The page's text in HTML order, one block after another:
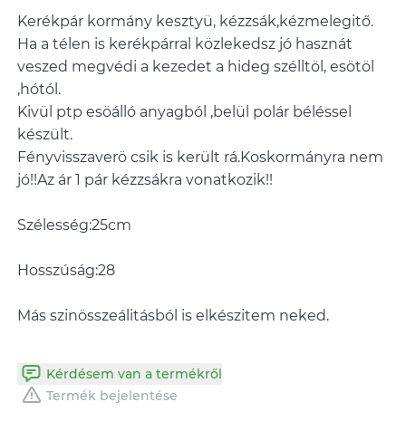
Kerékpár kormány kesztyü, kézzsák,kézmelegitő.
Ha a télen is kerékpárral közlekedsz jó hasznát
veszed megvédi a kezedet a hideg szélltöl, esötöl
,hótól.
Kivül ptp esöálló anyagból ,belül polár béléssel
készült.
Fényvisszaverö csik is került rá.Koskormányra nem
jó!!Az ár 1 pár kézzsákra vonatkozik!!
Szélesség:25cm
Hosszúság:28
Más szinösszeálitásból is elkészitem neked.
Kérdésem van a termékről
Termék bejelentése